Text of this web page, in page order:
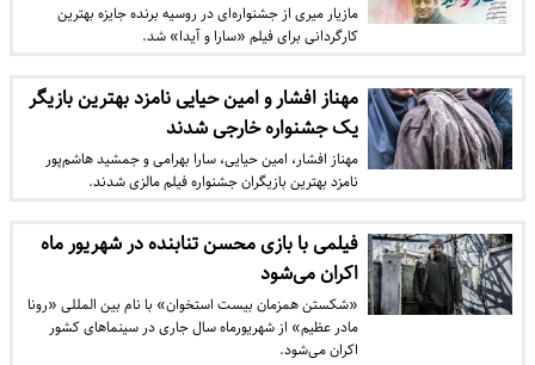
مازیار میری از جشنواره‌ای در روسیه برنده جایزه بهترین
کارگردانی برای فیلم «سارا و آیدا» شد.
مهناز افشار و امین حیایی نامزد بهترین بازیگر
یک جشنواره خارجی شدند
مهناز افشار، امین حیایی، سارا بهرامی و جمشید هاشم‌پور
نامزد بهترین بازیگران جشنواره فیلم مالزی شدند.
فیلمی با بازی محسن تنابنده در شهریور ماه
اکران می‌شود
«شکستن همزمان بیست استخوان» با نام بین المللی «رونا
مادر عظیم» از شهریورماه سال جاری در سینماهای کشور
اکران می‌شود.